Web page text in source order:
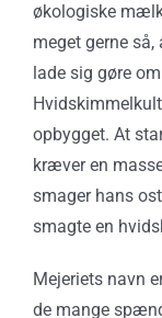
økologiske
meget gerne
lade sig gøre
opbygget. At
kræver en
smager hans
smagte en
Mejeriets navn
de mange